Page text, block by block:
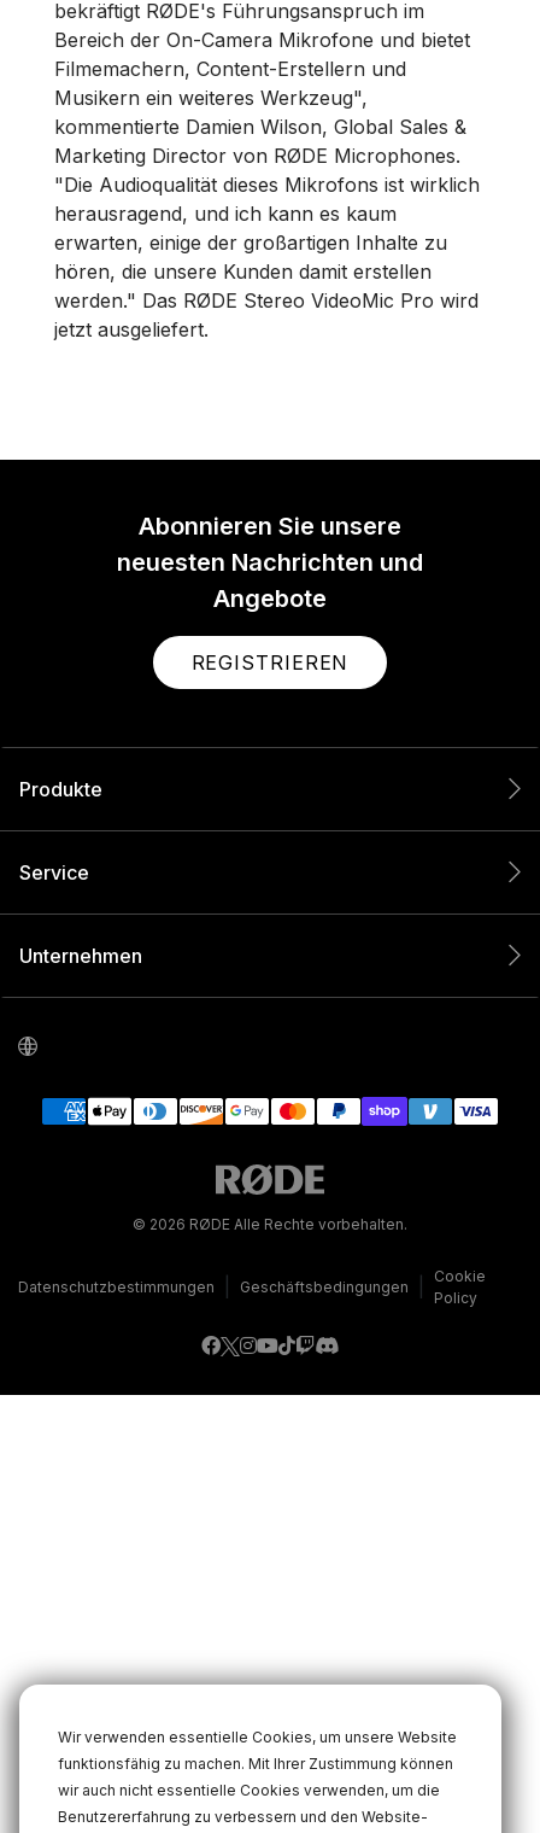
Wir verwenden essentielle Cookies, um unsere Website
funktionsfähig zu machen. Mit Ihrer Zustimmung können
wir auch nicht essentielle Cookies verwenden, um die
Benutzererfahrung zu verbessern und den Website-
bekräftigt RØDE's Führungsanspruch im
Bereich der On-Camera Mikrofone und bietet
Filmemachern, Content-Erstellern und
Musikern ein weiteres Werkzeug",
kommentierte Damien Wilson, Global Sales &
Marketing Director von RØDE Microphones.
"Die Audioqualität dieses Mikrofons ist wirklich
herausragend, und ich kann es kaum
erwarten, einige der großartigen Inhalte zu
hören, die unsere Kunden damit erstellen
werden." Das RØDE Stereo VideoMic Pro wird
jetzt ausgeliefert.
Abonnieren Sie unsere
neuesten Nachrichten und
Angebote
REGISTRIEREN
Produkte
Service
Unternehmen
© 2026 RØDE Alle Rechte vorbehalten.
Datenschutzbestimmungen Geschäftsbedingungen
Cookie
Policy